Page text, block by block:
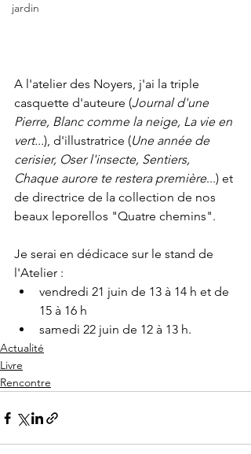
jardin
A l'atelier des Noyers, j'ai la triple
casquette d'auteure (Journal d'une
Pierre, Blanc comme la neige, La vie en
vert...), d'illustratrice (Une année de
cerisier, Oser l'insecte, Sentiers,
Chaque aurore te restera première...) et
de directrice de la collection de nos
beaux leporellos "Quatre chemins".
Je serai en dédicace sur le stand de
l'Atelier :
vendredi 21 juin de 13 à 14 h et de
15 à 16 h
samedi 22 juin de 12 à 13 h.
Actualité
Livre
Rencontre